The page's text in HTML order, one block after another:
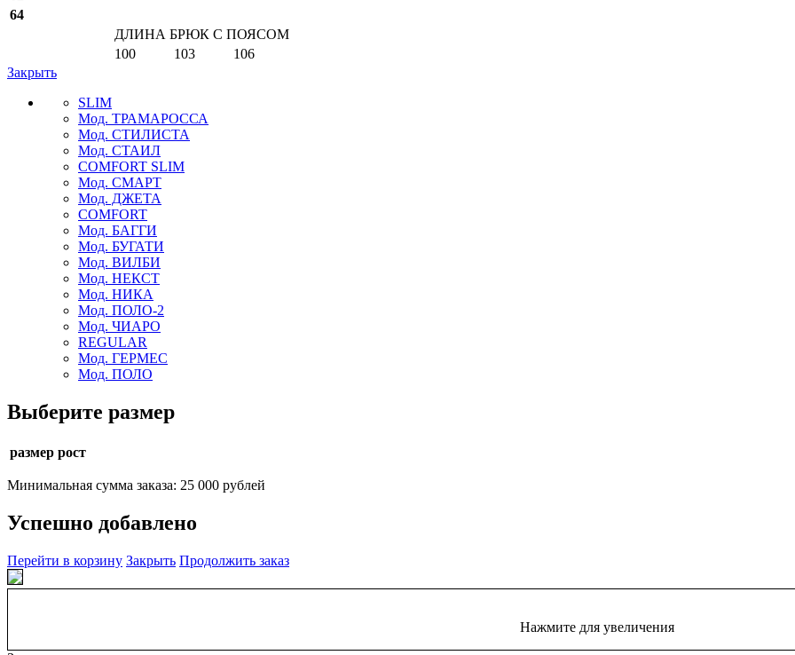
64
ДЛИНА БРЮК С ПОЯСОМ
100
103
106
Закрыть
SLIM
Мод. ТРАМАРОССА
Мод. СТИЛИСТА
Мод. СТАИЛ
COMFORT SLIM
Мод. СМАРТ
Мод. ДЖЕТА
COMFORT
Мод. БАГГИ
Мод. БУГАТИ
Мод. ВИЛБИ
Мод. НЕКСТ
Мод. НИКА
Мод. ПОЛО-2
Мод. ЧИАРО
REGULAR
Мод. ГЕРМЕС
Мод. ПОЛО
Выберите размер
размер рост
Минимальная сумма заказа: 25 000 рублей
Успешно добавлено
Перейти в корзину Закрыть Продолжить заказ
Нажмите для увеличения